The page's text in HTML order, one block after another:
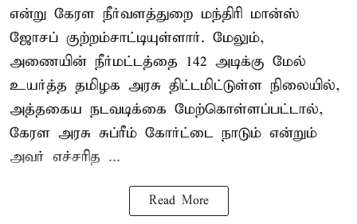
என்று கேரள நீர்வளத்துறை மந்திரி மான்ஸ்
ஜோசப் குற்றம்சாட்டியுள்ளார். மேலும்,
அணையின் நீர்மட்டத்தை 142 அடிக்கு மேல்
உயர்த்த தமிழக அரசு திட்டமிட்டுள்ள நிலையில்,
அத்தகைய நடவடிக்கை மேற்கொள்ளப்பட்டால்,
கேரள அரசு சுப்ரீம் கோர்ட்டை நாடும் என்றும்
அவர் எச்சரித ...
Read More